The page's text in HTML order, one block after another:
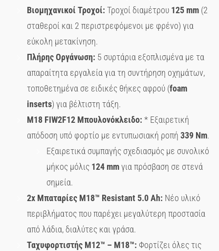
Βιομηχανικοί Τροχοί: Τροχοί διαμέτρου 125 mm (2
σταθεροί και 2 περιστρεφόμενοι με φρένο) για
εύκολη μετακίνηση.
Πλήρης Οργάνωση: 5 συρτάρια εξοπλισμένα με τα
απαραίτητα εργαλεία για τη συντήρηση οχημάτων,
τοποθετημένα σε ειδικές θήκες αφρού (foam
inserts) για βέλτιστη τάξη.
M18 FIW2F12 Μπουλονόκλειδο: * Εξαιρετική
απόδοση υπό φορτίο με εντυπωσιακή ροπή 339 Nm.
Εξαιρετικά συμπαγής σχεδιασμός με συνολικό
μήκος μόλις 124 mmγια πρόσβαση σε στενά
σημεία.
2x Μπαταρίες M18™ Resistant 5.0Ah: Νέο υλικό
περιβλήματος που παρέχει μεγαλύτερη προστασία
από λάδια, διαλύτες και γράσα.
Ταχυφορτιστής M12™ – M18™: Φορτίζει όλες τις